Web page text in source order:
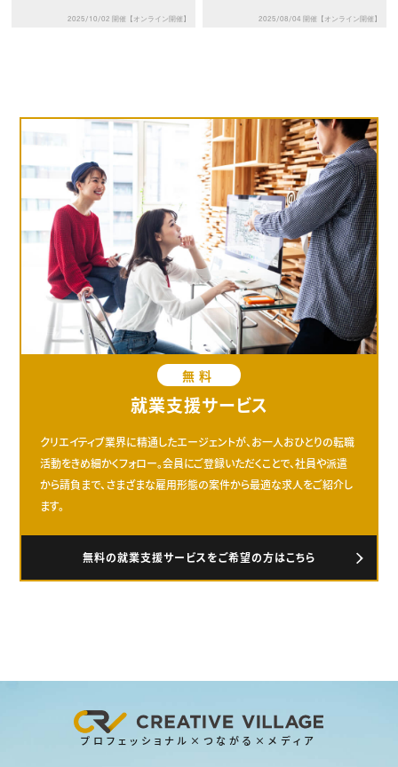
2025/10/02 開催【オンライン開催】 2025/08/04 開催【オンライン開催】
無料
就業支援サービス
クリエイティブ業界に精通したエージェントが、お一人おひとりの転職
活動をきめ細かくフォロー。会員にご登録いただくことで、社員や派遣
から請負まで、さまざまな雇用形態の案件から最適な求人をご紹介し
ます。
無料の就業支援サービスをご希望の方はこちら
プロフェッショナル×つながる×メディア